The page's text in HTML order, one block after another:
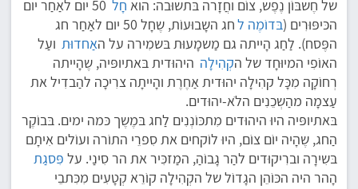
של חֶשבּוֹן נֶפֶש, צוֹם וחֲזָרה בּתשוּבה: הוא חָל
50 יום לאַחַר יום
הכּיפּוּרִים (בּדוֹמֶה ל
חג השָבוּעוֹת, שֶחָל 50 יום לאַחַר חג
הפֶּסח). לַחַג הָייתה גם מַשמָעוּת בּשמִירה על האַחדוּת ועַל
האוֹפִי המיוּחָד של הקְהִילָה היהוּדית בּאתיופּיה, שֶהָייתה
רְחוֹקָה מִכָּל קהִילָה יהוּדית אַחֶרֶת והָייתָה צרִיכָה להַבדִיל את
עַצמָה מהַשְכֵנִים הלֹא-יהוּדים.
בּאתיופּיה היוּ היהוּדים מִתכּוֹנְנִים לַחג בּמֶשֶך כּמה ימים. בּבוֹקֶר
הַחג, שֶהָיה יוֹם צוֹם, היוּ לוֹקחים את סִפרֵי התוֹרה ועוֹלים אִיתָם
בּשִירָה וברִיקוּדים להַר גָבוֹהַ, המַזכִּיר את הר סִינַי. על פִּסגַת
הָהר היה הכּוֹהֵן הגָדוֹל של הקְהִילָה קוֹרֵא קְטָעִים מִכִּתבֵי